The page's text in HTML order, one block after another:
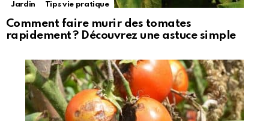
Jardin Tips vie pratique
Comment faire murir des tomates
rapidement ? Découvrez une astuce simple